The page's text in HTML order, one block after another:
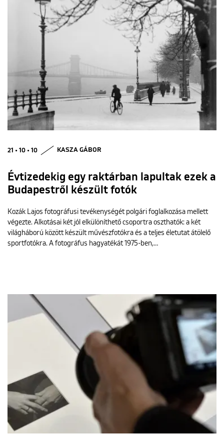
21 • 10 • 10 KASZA GÁBOR
Évtizedekig egy raktárban lapultak ezek a
Budapestről készült fotók
Kozák Lajos fotográfusi tevékenységét polgári foglalkozása mellett
végezte. Alkotásai két jól elkülöníthető csoportra oszthatók: a két
világháború között készült művészfotókra és a teljes életutat átölelő
sportfotókra. A fotográfus hagyatékát 1975-ben,…